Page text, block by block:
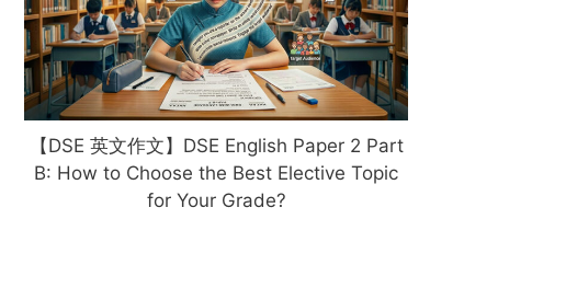
【DSE 英文作文】DSE English Paper 2 Part
B: How to Choose the Best Elective Topic
for Your Grade?